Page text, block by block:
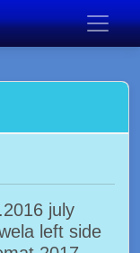
july
left side